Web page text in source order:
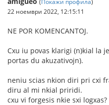
22 ноември 2022, 12:15:11
NE POR KOMENCANTOJ.
Cxu iu povas klarigi (n)kial la
portas du akuzativojn).
neniu scias nkion diri pri cxi
diru al mi nkial priridi.
cxu vi forgesis nkie sxi logxas?